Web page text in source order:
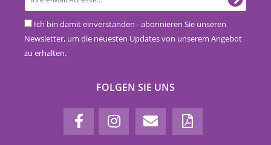
Ich bin damit einverstanden - abonnieren Sie unseren
Newsletter, um die neuesten Updates von unserem Angebot
zu erhalten.
FOLGEN SIE UNS